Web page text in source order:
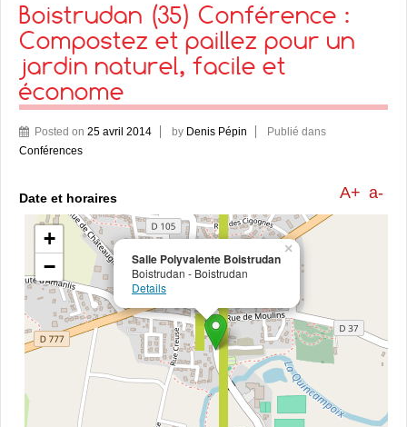
Boistrudan (35) Conférence :
Compostez et paillez pour un
jardin naturel, facile et
économe
Posted on 25 avril 2014 by Denis Pépin
Publié dans
Conférences
A+ a-
Salle Polyvalente Boistrudan
Boistrudan - Boistrudan
Details
×
+
−
Date et horaires